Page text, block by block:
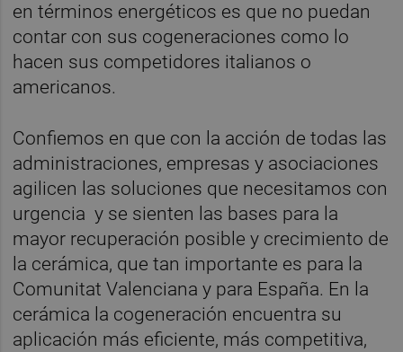
en términos energéticos es que no puedan
contar con sus cogeneraciones como lo
hacen sus competidores italianos o
americanos.
Confiemos en que con la acción de todas las
administraciones, empresas y asociaciones
agilicen las soluciones que necesitamos con
urgencia y se sienten las bases para la
mayor recuperación posible y crecimiento de
la cerámica, que tan importante es para la
Comunitat Valenciana y para España. En la
cerámica la cogeneración encuentra su
aplicación más eficiente, más competitiva,